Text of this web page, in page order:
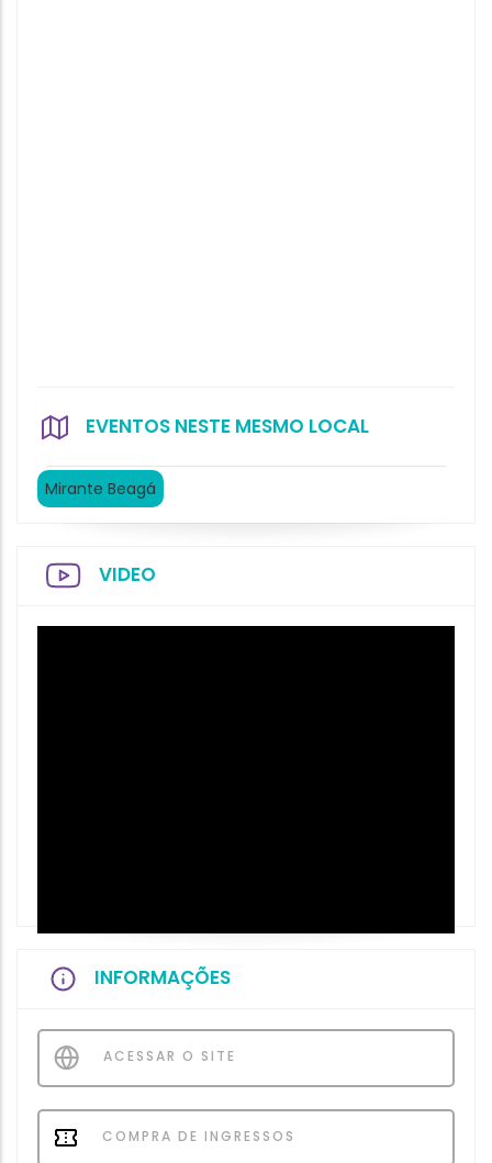
EVENTOS NESTE MESMO LOCAL
Mirante Beagá
VIDEO
INFORMAÇÕES
ACESSAR O SITE
COMPRA DE INGRESSOS